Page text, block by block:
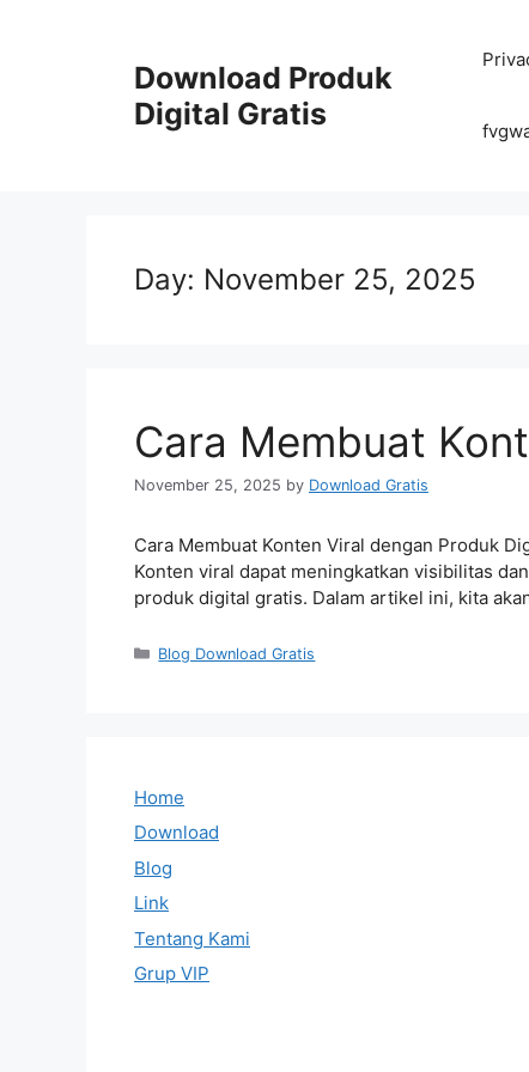
Download Produk
Digital Gratis
Day: November 25, 2025
Cara Membuat
November 25, 2025 by Download Gratis
Cara Membuat Konten Viral dengan Produk
Konten viral dapat meningkatkan visibilitas
produk digital gratis. Dalam artikel ini, kita
Categories
Blog Download Gratis
Home
Download
Blog
Link
Tentang Kami
Grup VIP